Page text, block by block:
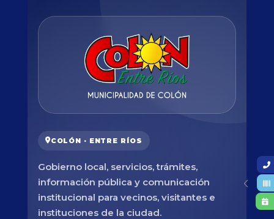
COLÓN · ENTRE RÍOS
Gobierno local, servicios, trámites,
información pública y comunicación
institucional para vecinos, visitantes e
instituciones de la ciudad.